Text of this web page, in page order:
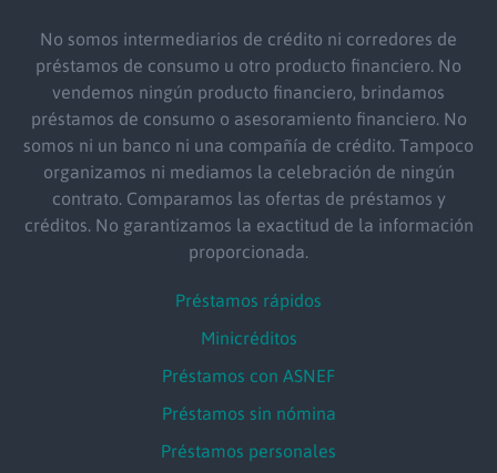
No somos intermediarios de crédito ni corredores de
préstamos de consumo u otro producto financiero. No
vendemos ningún producto financiero, brindamos
préstamos de consumo o asesoramiento financiero. No
somos ni un banco ni una compañía de crédito. Tampoco
organizamos ni mediamos la celebración de ningún
contrato. Comparamos las ofertas de préstamos y
créditos. No garantizamos la exactitud de la información
proporcionada.
Préstamos rápidos
Minicréditos
Préstamos con ASNEF
Préstamos sin nómina
Préstamos personales